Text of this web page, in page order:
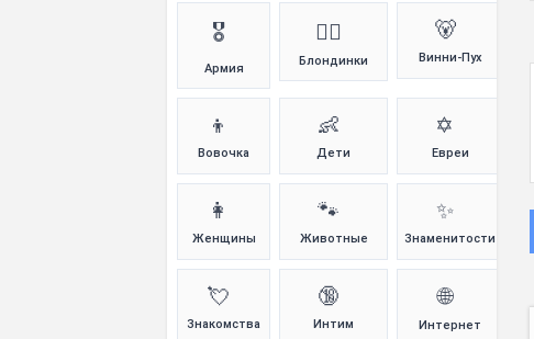
🎖️
Армия
👱‍♀️
Блондинки
🐻
Винни-Пух
👦
Вовочка
👶
Дети
✡️
Евреи
👩
Женщины
🐾
Животные
✨
Знаменитости
💘
Знакомства
🔞
Интим
🌐
Интернет